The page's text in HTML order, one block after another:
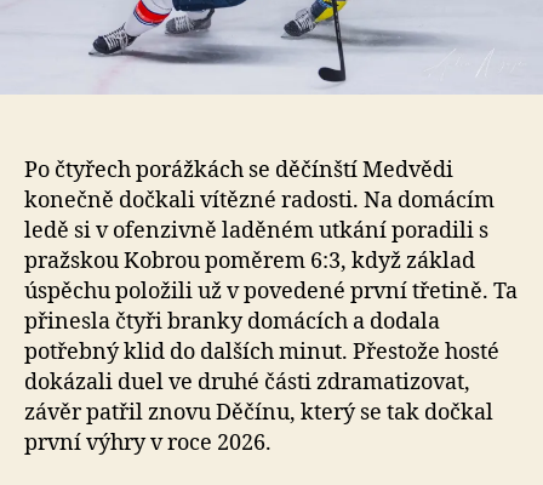
Po čtyřech porážkách se děčínští Medvědi
konečně dočkali vítězné radosti. Na domácím
ledě si v ofenzivně laděném utkání poradili s
pražskou Kobrou poměrem 6:3, když základ
úspěchu položili už v povedené první třetině. Ta
přinesla čtyři branky domácích a dodala
potřebný klid do dalších minut. Přestože hosté
dokázali duel ve druhé části zdramatizovat,
závěr patřil znovu Děčínu, který se tak dočkal
první výhry v roce 2026.